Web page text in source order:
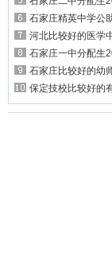
石家庄精英中学公
河北比较好的医学
石家庄一中分配生
石家庄比较好的幼
保定技校比较好的